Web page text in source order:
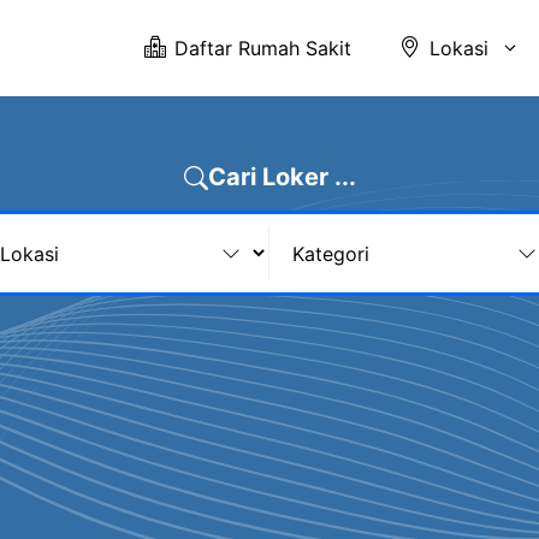
Daftar Rumah Sakit Lokasi
Cari Loker ...